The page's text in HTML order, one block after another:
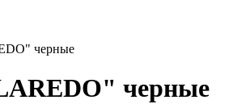
черные
черные